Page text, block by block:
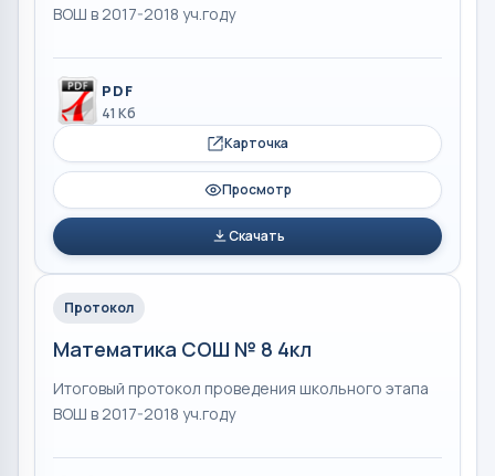
ВОШ в 2017-2018 уч.году
PDF
41 Кб
Карточка
Просмотр
Скачать
Протокол
Математика СОШ № 8 4кл
Итоговый протокол проведения школьного этапа
ВОШ в 2017-2018 уч.году